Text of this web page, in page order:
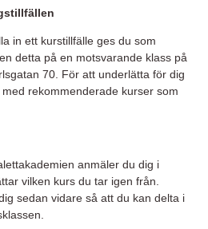
in ett kurstillfälle ges du som
detta på en motsvarande klass på
70. För att underlätta för dig
rekommenderade kurser som
anmäler du dig i
vilken kurs du tar igen från.
sedan vidare så att du kan delta i